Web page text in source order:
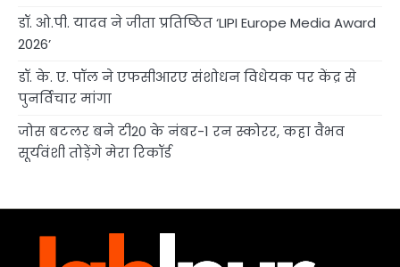
डॉ. ओ.पी. यादव ने जीता प्रतिष्ठित ‘LIPI Europe Media Award
2026’
डॉ. के. ए. पॉल ने एफसीआरए संशोधन विधेयक पर केंद्र से
पुनर्विचार मांगा
जोस बटलर बने टी20 के नंबर-1 रन स्कोरर, कहा वैभव
सूर्यवंशी तोड़ेंगे मेरा रिकॉर्ड